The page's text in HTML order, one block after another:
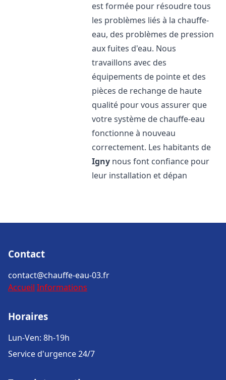
est formée pour résoudre tous
les problèmes liés à la chauffe-
eau, des problèmes de pression
aux fuites d'eau. Nous
travaillons avec des
équipements de pointe et des
pièces de rechange de haute
qualité pour vous assurer que
votre système de chauffe-eau
fonctionne à nouveau
correctement. Les habitants de
Igny nous font confiance pour
leur installation et dépan
Contact
contact@chauffe-eau-03.fr
Accueil Informations
Horaires
Lun-Ven: 8h-19h
Service d'urgence 24/7